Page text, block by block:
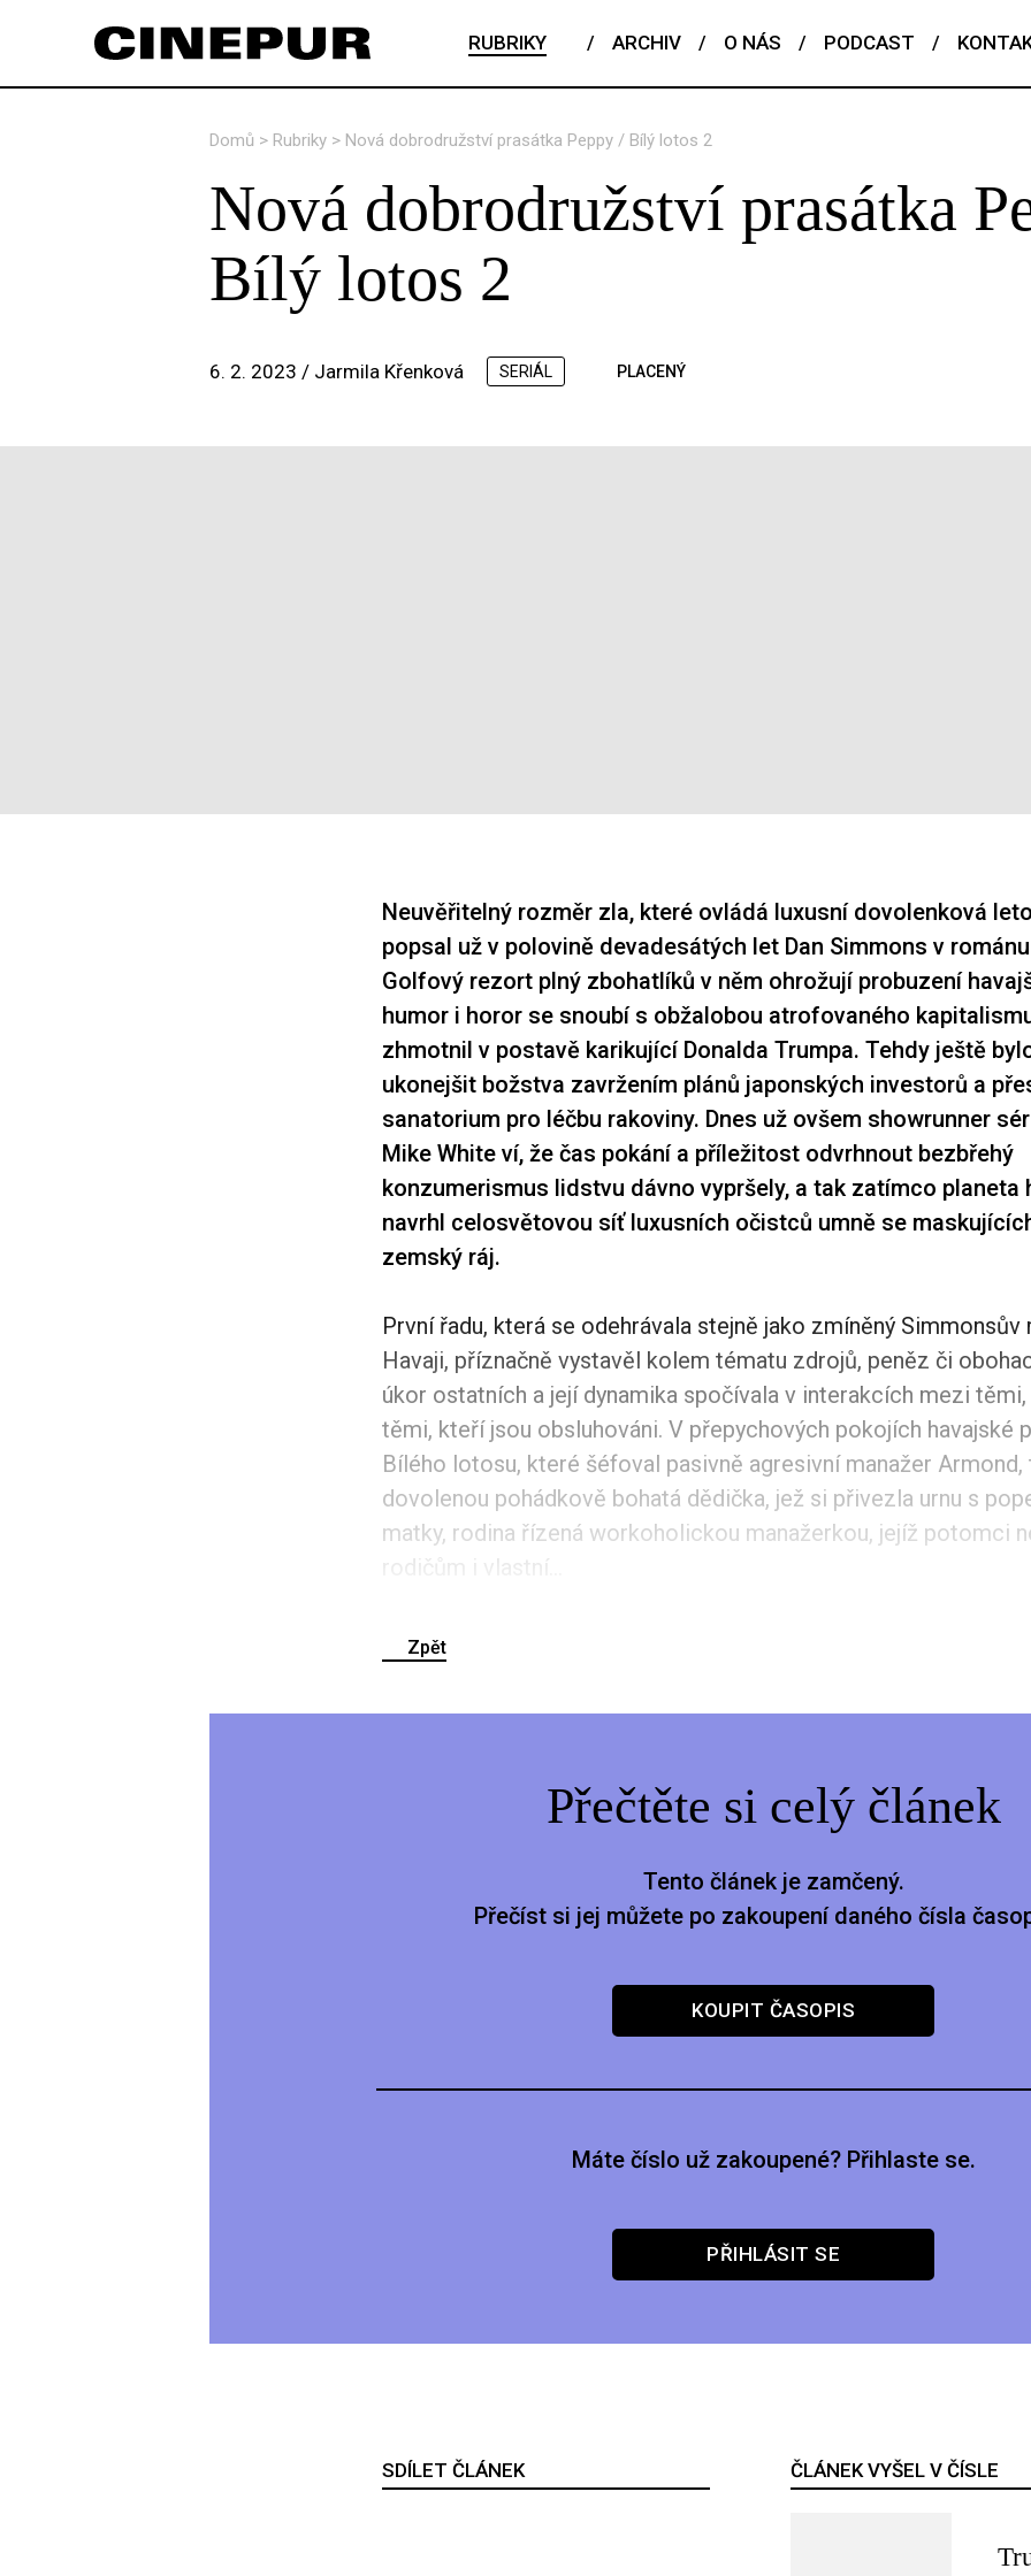
RUBRIKY / ARCHIV / O NÁS / PODCAST /
Domů > Rubriky > Nová dobrodružství prasátka Peppy / Bílý lotos 2
Nová dobrodružství prasátka
Bílý lotos 2
6. 2. 2023 / Jarmila Křenková SERIÁL PLACENÝ
Neuvěřitelný rozměr zla, které ovládá luxusní dovolenková
popsal už v polovině devadesátých let Dan Simmons v
Golfový rezort plný zbohatlíků v něm ohrožují probuzení
humor i horor se snoubí s obžalobou atrofovaného
zhmotnil v postavě karikující Donalda Trumpa. Tehdy ještě
ukonejšit božstva zavržením plánů japonských investorů a
sanatorium pro léčbu rakoviny. Dnes už ovšem showrunner
Mike White ví, že čas pokání a příležitost odvrhnout bezbřehý
konzumerismus lidstvu dávno vypršely, a tak zatímco planeta
navrhl celosvětovou síť luxusních očistců umně se
zemský ráj.
První řadu, která se odehrávala stejně jako zmíněný Simmonsův
Havaji, příznačně vystavěl kolem tématu zdrojů, peněz či
úkor ostatních a její dynamika spočívala v interakcích mezi
těmi, kteří jsou obsluhováni. V přepychových pokojích havajské
Bílého lotosu, které šéfoval pasivně agresivní manažer Armond,
dovolenou pohádkově bohatá dědička, jež si přivezla urnu s
matky, rodina řízená workoholickou manažerkou, jejíž potomci
rodičům i vlastní...
Zpět
Přečtěte si celý článek
Tento článek je zamčený.
Přečíst si jej můžete po zakoupení daného čísla
KOUPIT ČASOPIS
Máte číslo už zakoupené? Přihlaste se.
PŘIHLÁSIT SE
SDÍLET ČLÁNEK ČLÁNEK VYŠEL V ČÍSLE